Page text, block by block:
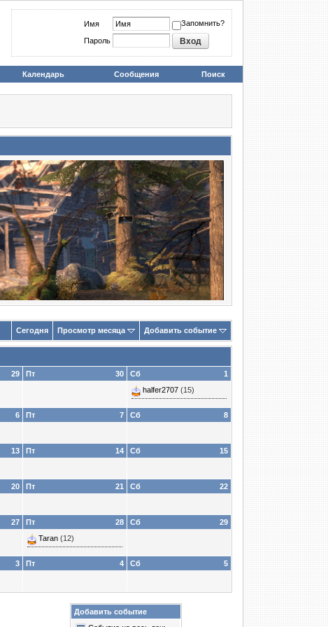
Имя Запомнить?
Пароль
Календарь Сообщения Поиск
Сегодня Просмотр месяца Добавить событие
29 30
Пт 1
Сб
halfer2707 (15)
6 7
Пт 8
Сб
13 14
Пт 15
Сб
20 21
Пт 22
Сб
27 28
Пт
Taran (12)
29
Сб
3 4
Пт 5
Сб
Добавить событие